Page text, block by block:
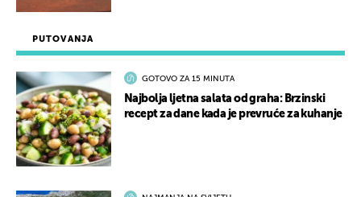
PUTOVANJA
GOTOVO ZA 15 MINUTA
Najbolja ljetna salata od graha: Brzinski
recept za dane kada je prevruće za kuhanje